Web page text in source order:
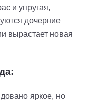
и упругая,
дочерние
вырастает новая
яркое, но